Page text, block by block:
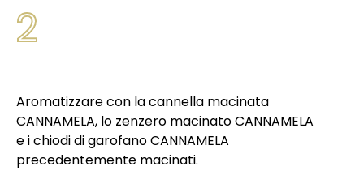
2
Aromatizzare con la cannella macinata
CANNAMELA, lo zenzero macinato CANNAMELA
e i chiodi di garofano CANNAMELA
precedentemente macinati.